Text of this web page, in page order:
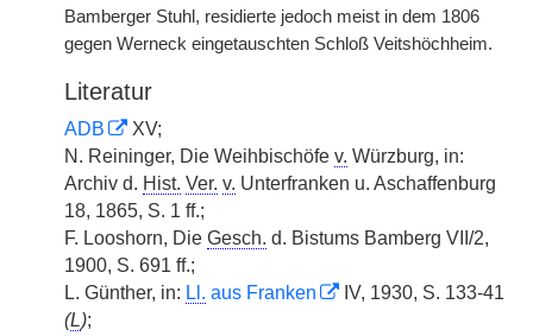
Bamberger Stuhl, residierte jedoch meist in dem 1806
gegen Werneck eingetauschten Schloß Veitshöchheim.
Literatur
ADB
XV;
N. Reininger, Die Weihbischöfe v. Würzburg, in:
Archiv d. Hist. Ver. v. Unterfranken u. Aschaffenburg
18, 1865, S. 1 ff.;
F. Looshorn, Die Gesch. d. Bistums Bamberg VII/2,
1900, S. 691 ff.;
L. Günther, in: Ll. aus Franken
IV, 1930, S. 133-41
(L);